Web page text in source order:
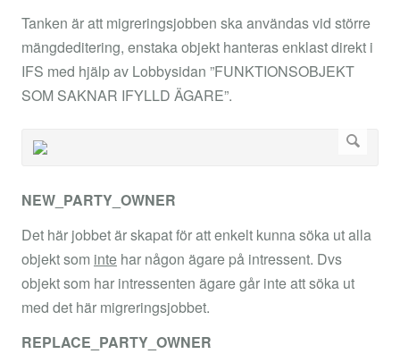
Tanken är att migreringsjobben ska användas vid större
mängdeditering, enstaka objekt hanteras enklast direkt i
IFS med hjälp av Lobbysidan ”FUNKTIONSOBJEKT
SOM SAKNAR IFYLLD ÄGARE”.
NEW_PARTY_OWNER
Det här jobbet är skapat för att enkelt kunna söka ut alla
objekt som inte har någon ägare på intressent. Dvs
objekt som har intressenten ägare går inte att söka ut
med det här migreringsjobbet.
REPLACE_PARTY_OWNER